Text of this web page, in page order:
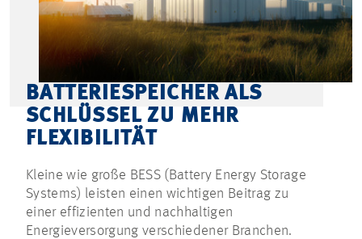
BATTERIESPEICHER ALS
SCHLÜSSEL ZU MEHR
FLEXIBILITÄT
Kleine wie große BESS (Battery Energy Storage
Systems) leisten einen wichtigen Beitrag zu
einer effizienten und nachhaltigen
Energieversorgung verschiedener Branchen.